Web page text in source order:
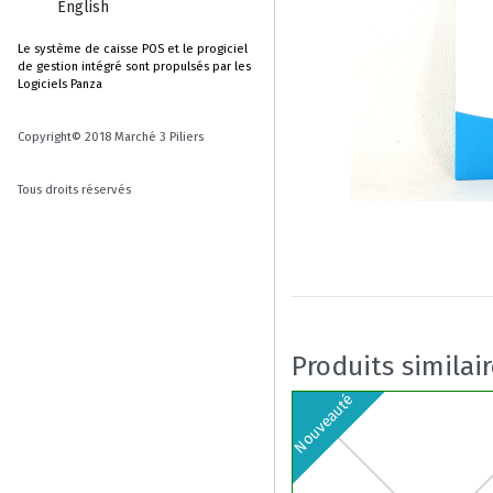
English
Le système de caisse POS et le progiciel
de gestion intégré sont propulsés par les
Logiciels Panza
Copyright© 2018 Marché 3 Piliers
Tous droits réservés
Produits
Nouveauté